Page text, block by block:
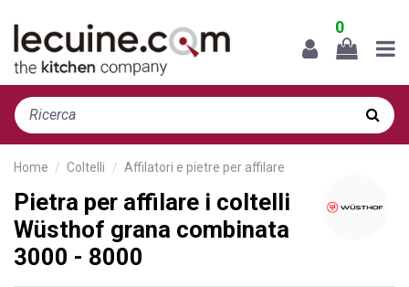
0
Home Coltelli Affilatori e pietre per affilare
Pietra per affilare i coltelli
Wüsthof grana combinata
3000 - 8000